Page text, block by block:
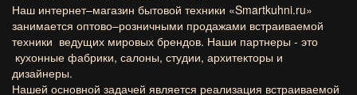
Наш интернет–магазин бытовой техники «Smartkuhni.ru»
занимается оптово–розничными продажами встраиваемой
техники ведущих мировых брендов. Наши партнеры - это
кухонные фабрики, салоны, студии, архитекторы и
дизайнеры.
Нашей основной задачей является реализация встраиваемой